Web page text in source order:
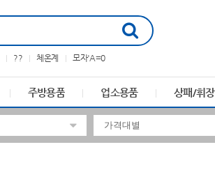
?? 체온계 모자'A=0
주방용품 업소용품 상패/휘장